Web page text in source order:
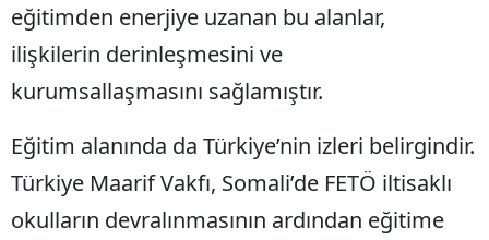
eğitimden enerjiye uzanan bu alanlar,
ilişkilerin derinleşmesini ve
kurumsallaşmasını sağlamıştır.
Eğitim alanında da Türkiye’nin izleri belirgindir.
Türkiye Maarif Vakfı, Somali’de FETÖ iltisaklı
okulların devralınmasının ardından eğitime